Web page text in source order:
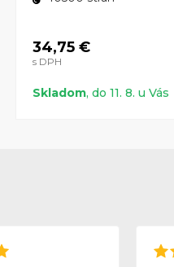
34,75 €
s DPH
Skladom, do 11. 8. u Vás